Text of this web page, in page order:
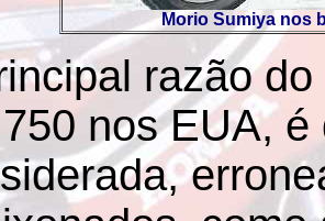
Morio Sumiya nos
razão
nos EUA,